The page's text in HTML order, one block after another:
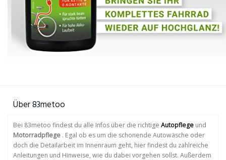
Über 83metoo
Bei 83metoo findest du alle Infos über die richtige Autopflege und
Motorradpflege . Egal ob es um die schonende Autowäsche oder
doch die Detailarbeit im Innenraum geht, hier findest du zahlreiche
Anleitungen und Hinweise, wie du dabei vorgehen sollst. Außerdem